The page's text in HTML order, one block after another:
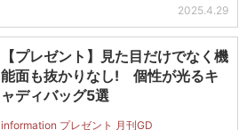
2025.4.29
【プレゼント】見た目だけでなく機
能面も抜かりなし! 個性が光るキ
ャディバッグ5選
information プレゼント 月刊GD